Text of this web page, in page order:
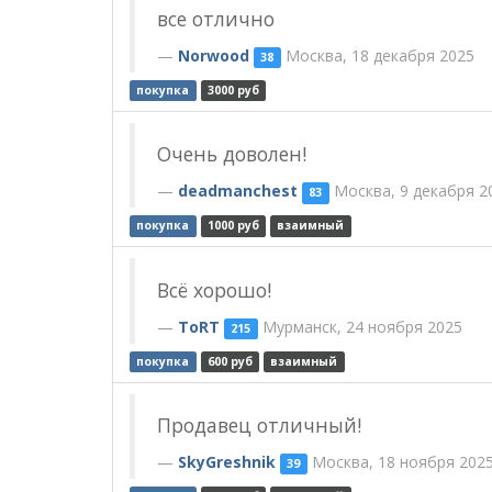
все отлично
Norwood 38 Москва, 18 декабря 2025
покупка 3000 руб
Очень доволен!
deadmanchest 83 Москва, 9 декабря
покупка 1000 руб взаимный
Всё хорошо!
ToRT 215 Мурманск, 24 ноября 2025
покупка 600 руб взаимный
Продавец отличный!
SkyGreshnik 39 Москва, 18 ноября 2025